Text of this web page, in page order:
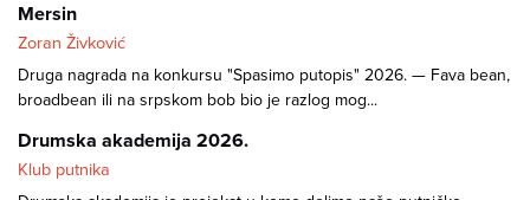
Mersin
Zoran Živković
Druga nagrada na konkursu "Spasimo putopis" 2026. — Fava bean,
broadbean ili na srpskom bob bio je razlog mog...
Drumska akademija 2026.
Klub putnika